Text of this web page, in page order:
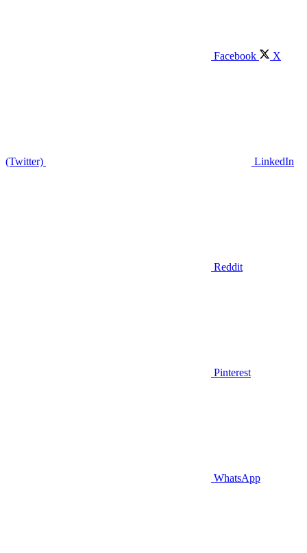
Facebook X
(Twitter) LinkedIn
Reddit
Pinterest
WhatsApp